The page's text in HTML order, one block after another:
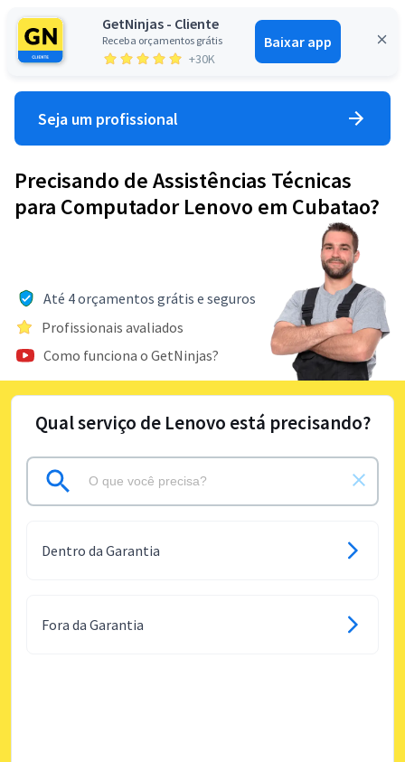
GetNinjas - Cliente
Receba orçamentos grátis
+30K
Baixar app
Entrar
Seja um profissional
Precisando de Assistências Técnicas
para Computador Lenovo em Cubatao?
Até 4 orçamentos grátis e seguros
Profissionais avaliados
Como funciona o GetNinjas?
Qual serviço de Lenovo está precisando?
Dentro da Garantia
Fora da Garantia